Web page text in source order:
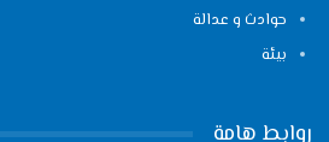
حوادث و عدالة
بيئة
روابط هامة